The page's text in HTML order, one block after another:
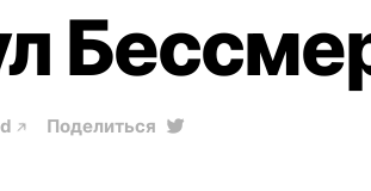
Поделиться